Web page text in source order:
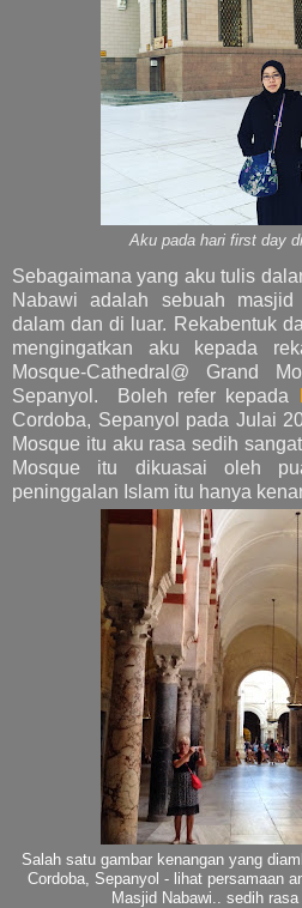
Aku pada hari first day
Sebagaimana yang aku tulis
Nabawi adalah sebuah
dalam dan di luar. Rekabentuk
mengingatkan aku kepada
Mosque-Cathedral@ Grand
Sepanyol. Boleh refer kepada
Cordoba, Sepanyol pada Julai
Mosque itu aku rasa sedih
Mosque itu dikuasai oleh
peninggalan Islam itu hanya
Salah satu gambar kenangan yang
Cordoba, Sepanyol - lihat persamaan
Masjid Nabawi.. sedih